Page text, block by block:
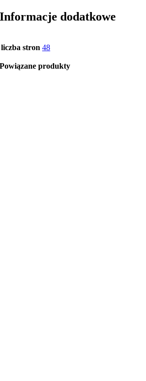
Informacje dodatkowe
liczba stron 48
Powiązane produkty